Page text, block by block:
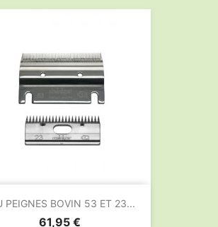
PEIGNES BOVIN 53 ET 23...
Prix
61,95 €